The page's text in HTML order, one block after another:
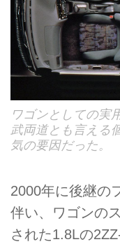
ワゴンとしての実
武両道とも言える
気の要因だった。
2000年に後継の
伴い、ワゴンの
された1.8Lの